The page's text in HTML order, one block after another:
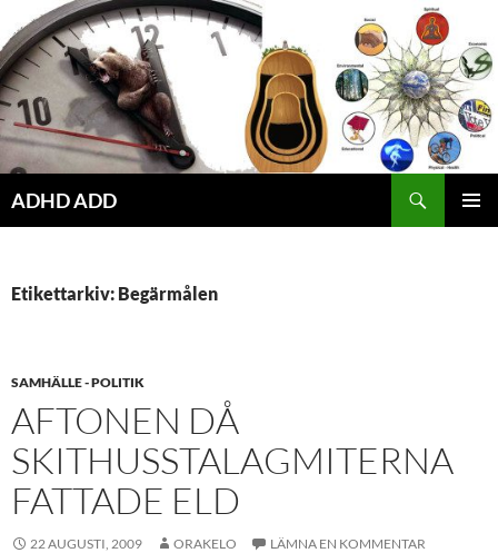
Hoppa
till
innehåll
ADHD ADD
Etikettarkiv: Begärmålen
SAMHÄLLE - POLITIK
AFTONEN DÅ
SKITHUSSTALAGMITERNA
FATTADE ELD
22 AUGUSTI, 2009 ORAKELO LÄMNA EN KOMMENTAR